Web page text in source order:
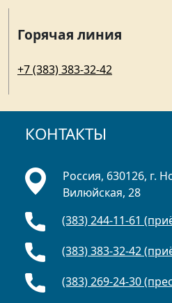
Горячая линия
+7 (383) 383-32-42
КОНТАКТЫ
Россия, 630126, г.
Вилюйская, 28
(383) 244-11-61
(383) 383-32-42
(383) 269-24-30